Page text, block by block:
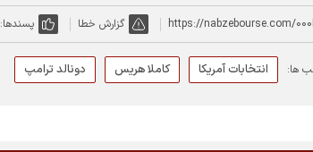
https://nabzebourse.com/ گزارش خطا پسندها:
ها: انتخابات آمریکا کاملا هریس دونالد ترامپ